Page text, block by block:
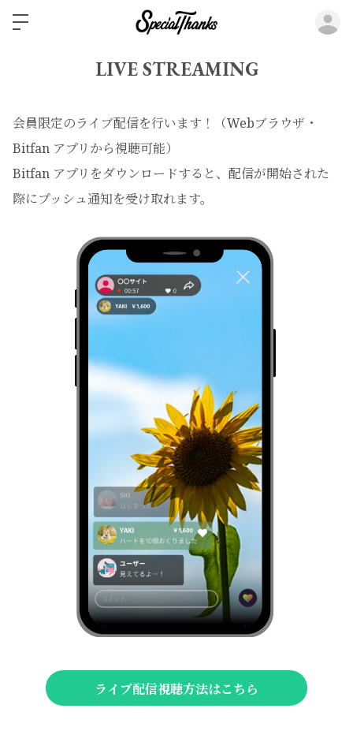
LIVE STREAMING
会員限定のライブ配信を行います！（Webブラウザ・
Bitfan アプリから視聴可能）
Bitfan アプリをダウンロードすると、配信が開始された
際にプッシュ通知を受け取れます。
ライブ配信視聴方法はこちら